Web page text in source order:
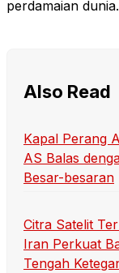
perdamaian dunia.
Also Read
Kapal Perang
AS Balas
Besar-besaran
Citra Satelit
Iran Perkuat
Tengah